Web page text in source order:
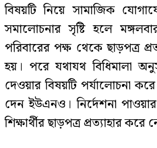
বিষয়টি নিয়ে সামাজিক
সমালোচনার সৃষ্টি হলে
পরিবারের পক্ষ থেকে ছাড়পত্র
হয়। পরে যথাযথ বিধিমালা
দেওয়ার বিষয়টি পর্যালোচনা করে
দেন ইউএনও। নির্দেশনা
শিক্ষার্থীর ছাড়পত্র প্রত্যাহার করে